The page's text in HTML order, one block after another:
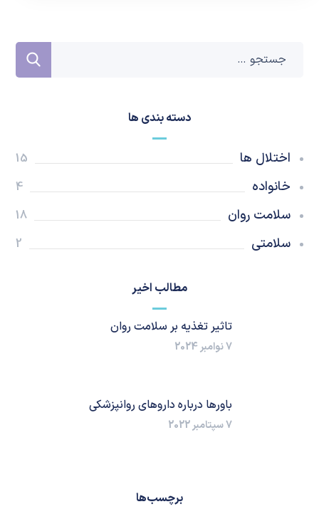
دسته بندی ها
اختلال ها 15
خانواده 4
سلامت روان 18
سلامتی 2
مطالب اخیر
تاثیر تغذیه بر سلامت روان
7 نوامبر 2024
باورها درباره داروهای روانپزشکی
7 سپتامبر 2022
برچسب‌ها